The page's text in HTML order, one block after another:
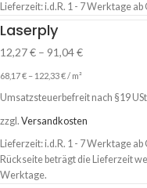
Lieferzeit:i.d.R. 1 - 7 Werktage ab
Laserply
12,27€ – 91,04€
68,17€ – 122,33€/ m²
Umsatzsteuerbefreit nach §19
zzgl. Versandkosten
Lieferzeit:i.d.R. 1 - 7 Werktage
Rückseite beträgt die Lieferzeit
Werktage.